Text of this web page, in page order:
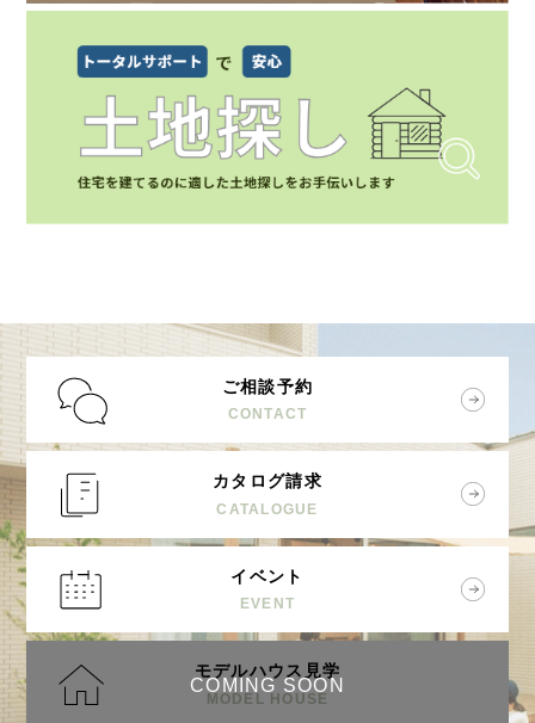
ご相談予約
CONTACT
カタログ請求
CATALOGUE
イベント
EVENT
モデルハウス見学
MODEL HOUSE
COMING SOON